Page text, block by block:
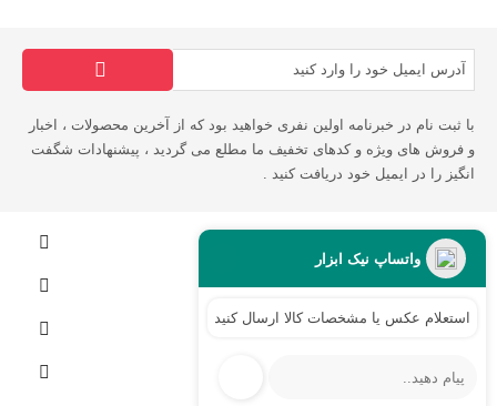
با ثبت نام در خبرنامه اولین نفری خواهید بود که از آخرین محصولات ، اخبار
و فروش های ویژه و کدهای تخفیف ما مطلع می گردید ، پیشنهادات شگفت
انگیز را در ایمیل خود دریافت کنید .
اطلاعات فروشگاه
اطلاعات
لینک های مفید
حساب کاربری
واتساپ نیک ابزار
استعلام عکس یا مشخصات کالا ارسال کنید...